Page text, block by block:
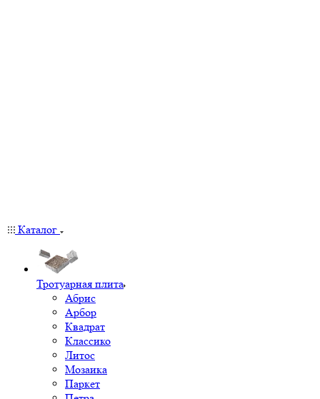
Каталог
Тротуарная плита
Абрис
Арбор
Квадрат
Классико
Литос
Мозаика
Паркет